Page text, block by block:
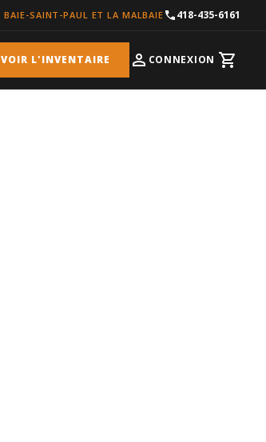
BAIE-SAINT-PAUL ET LA MALBAIE 418-435-6161
VOIR L'INVENTAIRE CONNEXION Cart